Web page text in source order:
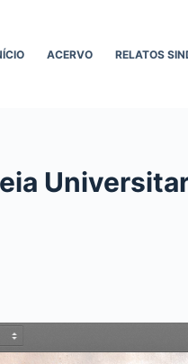
ACERVO RELATOS